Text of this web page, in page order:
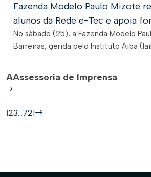
Fazenda Modelo Paulo Mizote
alunos da Rede e-Tec e apoia
No sábado (25), a Fazenda Modelo
Barreiras, gerida pelo Instituto Aiba
AAssessoria de Imprensa
123…721